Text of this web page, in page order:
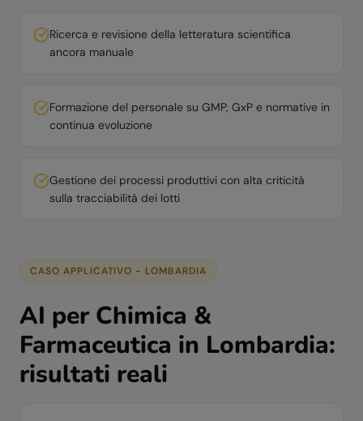
Ricerca e revisione della letteratura scientifica
ancora manuale
Formazione del personale su GMP, GxP e normative in
continua evoluzione
Gestione dei processi produttivi con alta criticità
sulla tracciabilità dei lotti
CASO APPLICATIVO - LOMBARDIA
AI per Chimica &
Farmaceutica in Lombardia:
risultati reali